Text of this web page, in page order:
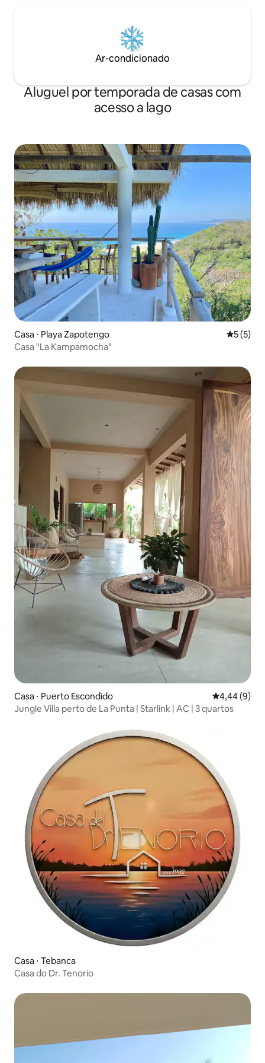
Ar-condicionado
Aluguel por temporada de casas com
acesso a lago
Casa ⋅ Playa Zapotengo 5 de
5 (5)
Casa "La Kampamocha"
Casa ⋅ Puerto Escondido 4,44 de uma
4,44 (9)
Jungle Villa perto de La Punta | Starlink | AC | 3 quartos
Casa ⋅ Tebanca
Casa do Dr. Tenorio